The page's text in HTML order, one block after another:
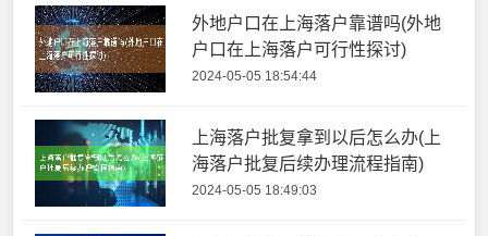
外地户口在上海落户靠谱吗(外地
户口在上海落户可行性探讨)
2024-05-05 18:54:44
上海落户批复拿到以后怎么办(上
海落户批复后续办理流程指南)
2024-05-05 18:49:03